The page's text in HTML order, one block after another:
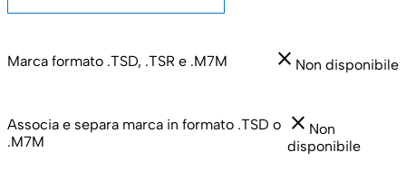
Marca formato .TSD, .TSR e .M7M close Non disponibile
Associa e separa marca in formato .TSD o
.M7M
close Non
disponibile